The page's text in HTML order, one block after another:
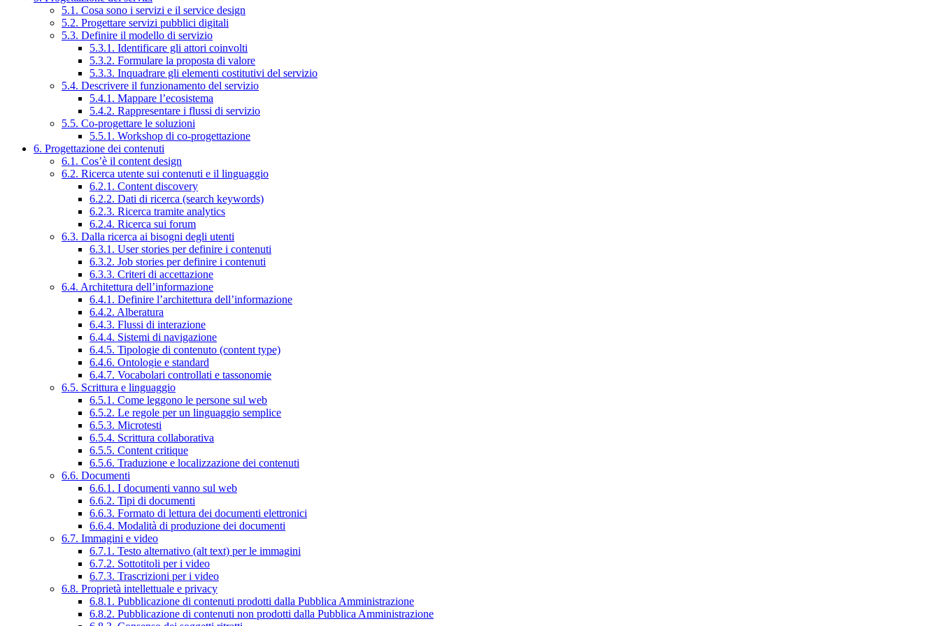
5.1. Cosa sono i servizi e il service design
5.2. Progettare servizi pubblici digitali
5.3. Definire il modello di servizio
5.3.1. Identificare gli attori coinvolti
5.3.2. Formulare la proposta di valore
5.3.3. Inquadrare gli elementi costitutivi del servizio
5.4. Descrivere il funzionamento del servizio
5.4.1. Mappare l’ecosistema
5.4.2. Rappresentare i flussi di servizio
5.5. Co-progettare le soluzioni
5.5.1. Workshop di co-progettazione
6. Progettazione dei contenuti
6.1. Cos’è il content design
6.2. Ricerca utente sui contenuti e il linguaggio
6.2.1. Content discovery
6.2.2. Dati di ricerca (search keywords)
6.2.3. Ricerca tramite analytics
6.2.4. Ricerca sui forum
6.3. Dalla ricerca ai bisogni degli utenti
6.3.1. User stories per definire i contenuti
6.3.2. Job stories per definire i contenuti
6.3.3. Criteri di accettazione
6.4. Architettura dell’informazione
6.4.1. Definire l’architettura dell’informazione
6.4.2. Alberatura
6.4.3. Flussi di interazione
6.4.4. Sistemi di navigazione
6.4.5. Tipologie di contenuto (content type)
6.4.6. Ontologie e standard
6.4.7. Vocabolari controllati e tassonomie
6.5. Scrittura e linguaggio
6.5.1. Come leggono le persone sul web
6.5.2. Le regole per un linguaggio semplice
6.5.3. Microtesti
6.5.4. Scrittura collaborativa
6.5.5. Content critique
6.5.6. Traduzione e localizzazione dei contenuti
6.6. Documenti
6.6.1. I documenti vanno sul web
6.6.2. Tipi di documenti
6.6.3. Formato di lettura dei documenti elettronici
6.6.4. Modalità di produzione dei documenti
6.7. Immagini e video
6.7.1. Testo alternativo (alt text) per le immagini
6.7.2. Sottotitoli per i video
6.7.3. Trascrizioni per i video
6.8. Proprietà intellettuale e privacy
6.8.1. Pubblicazione di contenuti prodotti dalla Pubblica Amministrazione
6.8.2. Pubblicazione di contenuti non prodotti dalla Pubblica Amministrazione